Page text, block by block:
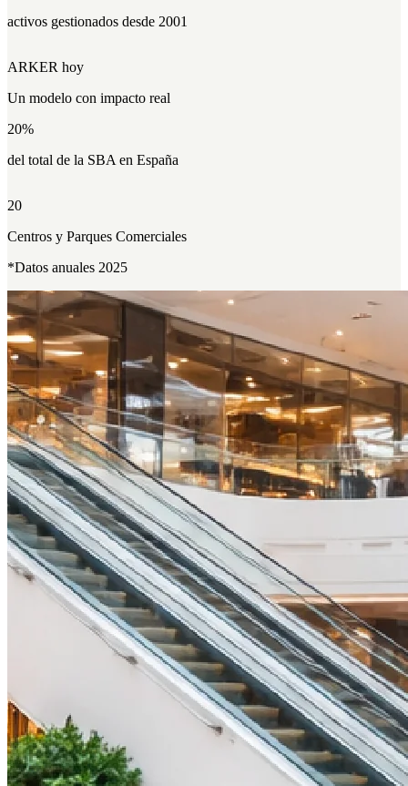
activos gestionados desde 2001
ARKER hoy
Un modelo con impacto real
20%
del total de la SBA en España
20
Centros y Parques Comerciales
*Datos anuales 2025